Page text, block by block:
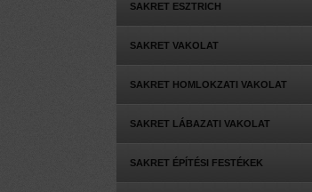
SAKRET ESZTRICH
SAKRET VAKOLAT
SAKRET HOMLOKZATI VAKOLAT
SAKRET LÁBAZATI VAKOLAT
SAKRET ÉPÍTÉSI FESTÉKEK